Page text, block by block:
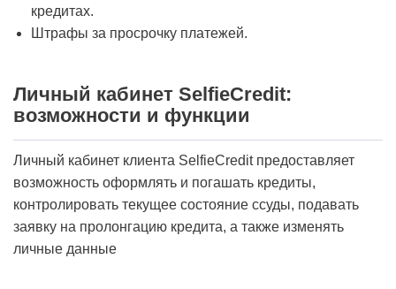
кредитах.
Штрафы за просрочку платежей.
Личный кабинет SelfieCredit:
возможности и функции
Личный кабинет клиента SelfieCredit предоставляет
возможность оформлять и погашать кредиты,
контролировать текущее состояние ссуды, подавать
заявку на пролонгацию кредита, а также изменять
личные данные